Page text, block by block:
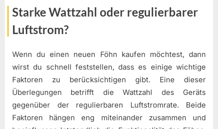
Starke Wattzahl oder regulierbarer
Luftstrom?
Wenn du einen neuen Föhn kaufen möchtest, dann
wirst du schnell feststellen, dass es einige wichtige
Faktoren zu berücksichtigen gibt. Eine dieser
Überlegungen betrifft die Wattzahl des Geräts
gegenüber der regulierbaren Luftstromrate. Beide
Faktoren hängen eng miteinander zusammen und